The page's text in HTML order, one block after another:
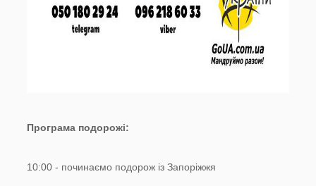
Програма подорожі:
10:00 - починаємо подорож із Запоріжжя